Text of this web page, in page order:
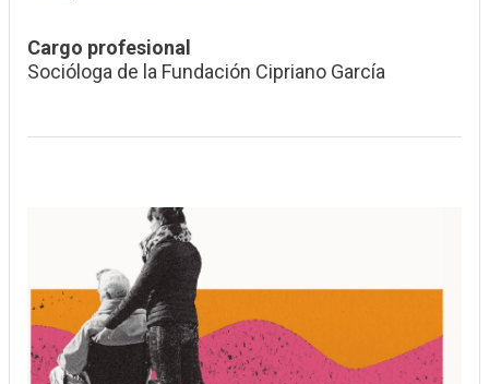
Cargo profesional
Socióloga de la Fundación Cipriano García